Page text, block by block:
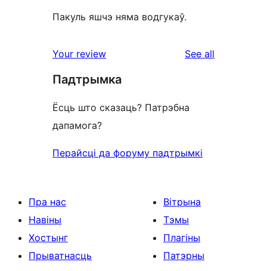
Пакуль яшчэ няма водгукаў.
Your review See all
Падтрымка
Ёсць што сказаць? Патрэбна
дапамога?
Перайсці да форуму падтрымкі
Пра нас
Навіны
Хостынг
Прыватнасць
Вітрына
Тэмы
Плагіны
Патэрны